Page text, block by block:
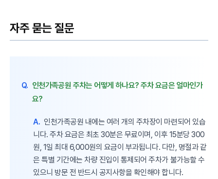
자주 묻는 질문
Q. 인천가족공원 주차는 어떻게 하나요? 주차 요금은 얼마인가
요?
A. 인천가족공원 내에는 여러 개의 주차장이 마련되어 있습
니다. 주차 요금은 최초 30분은 무료이며, 이후 15분당 300
원, 1일 최대 6,000원의 요금이 부과됩니다. 다만, 명절과 같
은 특별 기간에는 차량 진입이 통제되어 주차가 불가능할 수
있으니 방문 전 반드시 공지사항을 확인해야 합니다.